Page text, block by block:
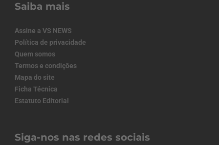
Saiba mais
Assine a VS NEWS
Política de privacidade
Quem somos
Termos e condições
Mapa do site
Ficha Técnica
Estatuto Editorial
Siga-nos nas redes sociais